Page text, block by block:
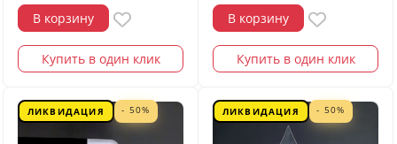
В корзину
Купить в один клик
В корзину
Купить в один клик
ЛИКВИДАЦИЯ - 50% ЛИКВИДАЦИЯ - 50%